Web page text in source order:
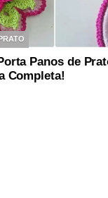
Panos de
Completa!